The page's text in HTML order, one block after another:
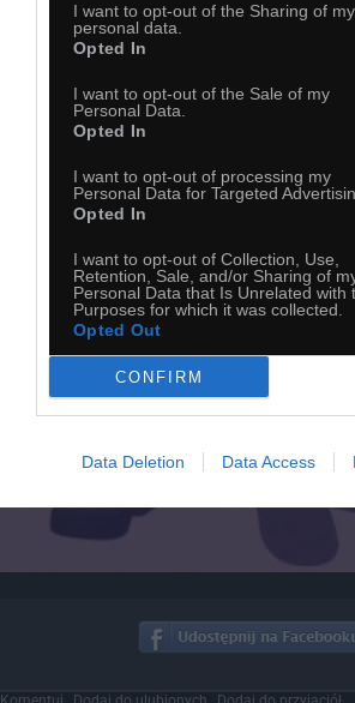
I want to opt-out of the Sharing of my
personal data.
Opted In
I want to opt-out of the Sale of my
Personal Data.
Opted In
I want to opt-out of processing my
Personal Data for Targeted
Opted In
I want to opt-out of Collection, Use,
Retention, Sale, and/or Sharing of
Personal Data that Is Unrelated with
Purposes for which it was collected.
Opted Out
CONFIRM
Data Deletion Data Access